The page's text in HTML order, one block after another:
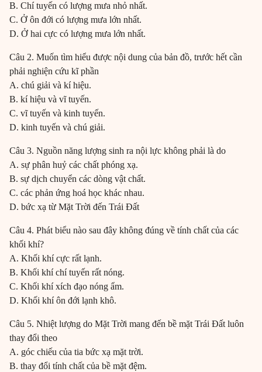
B. Chí tuyến có lượng mưa nhỏ nhất.
C. Ở ôn đới có lượng mưa lớn nhất.
D. Ở hai cực có lượng mưa lớn nhất.
Câu 2. Muốn tìm hiểu được nội dung của bản đồ, trước hết cần
phải nghiện cứu kĩ phần
A. chú giải và kí hiệu.
B. kí hiệu và vĩ tuyến.
C. vĩ tuyến và kinh tuyến.
D. kinh tuyến và chú giải.
Câu 3. Nguồn năng lượng sinh ra nội lực không phải là do
A. sự phân huỷ các chất phóng xạ.
B. sự dịch chuyển các dòng vật chất.
C. các phản ứng hoá học khác nhau.
D. bức xạ từ Mặt Trời đến Trái Đất
Câu 4. Phát biểu nào sau đây không đúng về tính chất của các
khối khí?
A. Khối khí cực rất lạnh.
B. Khối khí chí tuyến rất nóng.
C. Khối khí xích đạo nóng ẩm.
D. Khối khí ôn đới lạnh khô.
Câu 5. Nhiệt lượng do Mặt Trời mang đến bề mặt Trái Đất luôn
thay đổi theo
A. góc chiếu của tia bức xạ mặt trời.
B. thay đổi tính chất của bề mặt đệm.